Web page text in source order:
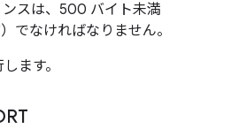
スは、500 バイト未満
でなければなりません。
ます。